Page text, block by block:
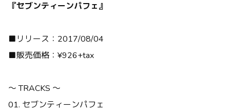
『セブンティーンパフェ』
■リリース：2017/08/04
■販売価格：¥926+tax
～ TRACKS ～
01. セブンティーンパフェ